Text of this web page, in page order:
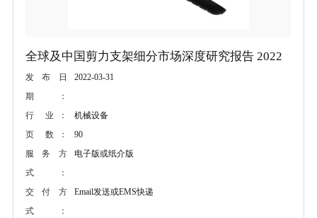
全球及中国剪力支架细分市场深度研究报告 2022
发布日
期：
2022-03-31
行 业：
机械设备
页 数：
90
服务方
式：
电子版或纸介版
交付方
式：
Email发送或EMS快递